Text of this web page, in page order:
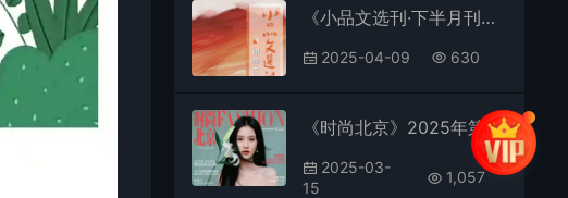
《小品文选刊·下半月刊》2025年第1期全彩精校PDF杂志下载
2025-04-09 630
《时尚北京》2025年第2期全彩精校PDF杂志下载
2025-03-
15
1,057